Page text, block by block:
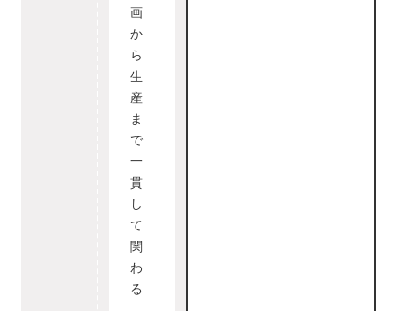
画
か
ら
生
産
ま
で
一
貫
し
て
関
わ
る